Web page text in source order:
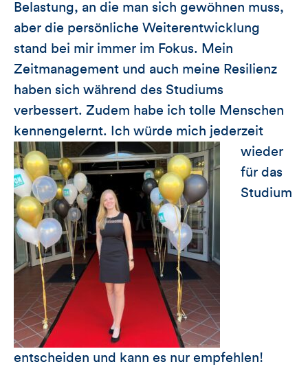
Belastung, an die man sich gewöhnen muss,
aber die persönliche Weiterentwicklung
stand bei mir immer im Fokus. Mein
Zeitmanagement und auch meine Resilienz
haben sich während des Studiums
verbessert. Zudem habe ich tolle Menschen
kennengelernt. Ich würde mich jederzeit
wieder
für das
Studium
entscheiden und kann es nur empfehlen!